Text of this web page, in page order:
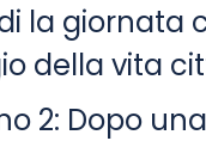
la giornata
della vita
2: Dopo